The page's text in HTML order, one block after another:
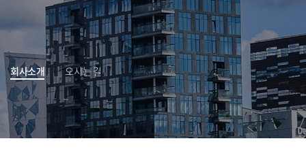
회사소개 오시는 길